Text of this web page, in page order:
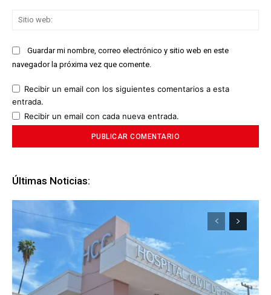
Guardar mi nombre, correo electrónico y sitio web en este
navegador la próxima vez que comente.
Recibir un email con los siguientes comentarios a esta
entrada.
Recibir un email con cada nueva entrada.
Últimas Noticias: